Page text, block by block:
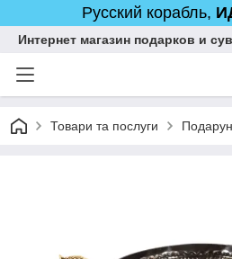
Русский корабль,
Интернет магазин подарков и
Товари та послуги